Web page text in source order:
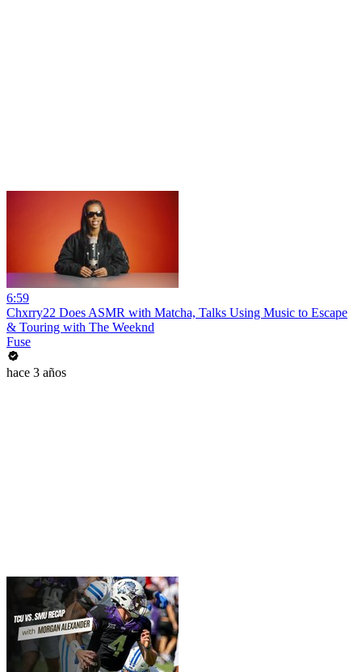
6:59
Chxrry22 Does ASMR with Matcha, Talks Using Music to Escape
& Touring with The Weeknd
Fuse
hace 3 años